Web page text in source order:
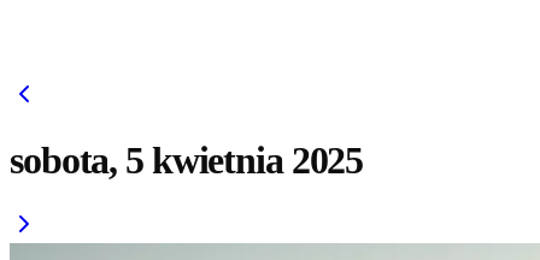
sobota, 5 kwietnia 2025